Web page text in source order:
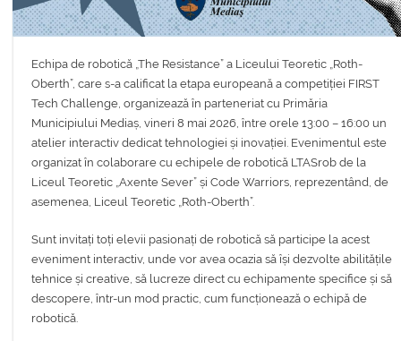
Echipa de robotică „The Resistance” a Liceului Teoretic „Roth-
Oberth”, care s-a calificat la etapa europeană a competiției FIRST
Tech Challenge, organizează în parteneriat cu Primăria
Municipiului Mediaș, vineri 8 mai 2026, între orele 13:00 – 16:00 un
atelier interactiv dedicat tehnologiei și inovației. Evenimentul este
organizat în colaborare cu echipele de robotică LTASrob de la
Liceul Teoretic „Axente Sever” și Code Warriors, reprezentând, de
asemenea, Liceul Teoretic „Roth-Oberth”.
Sunt invitați toți elevii pasionați de robotică să participe la acest
eveniment interactiv, unde vor avea ocazia să își dezvolte abilitățile
tehnice și creative, să lucreze direct cu echipamente specifice și să
descopere, într-un mod practic, cum funcționează o echipă de
robotică.